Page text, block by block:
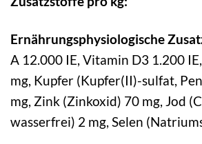
Ernährungsphysiologische
A 12.000 IE, Vitamin D3 1.200
mg, Kupfer (Kupfer(II)-sulfat,
mg, Zink (Zinkoxid) 70 mg, Jod
wasserfrei) 2 mg, Selen